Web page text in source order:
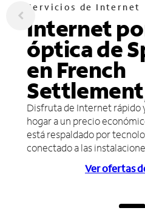
Servicios de Internet
Internet
óptica de
en French
Disfruta de Internet rápido
hogar a un precio
está respaldado por
conectado a las
Ver ofertas